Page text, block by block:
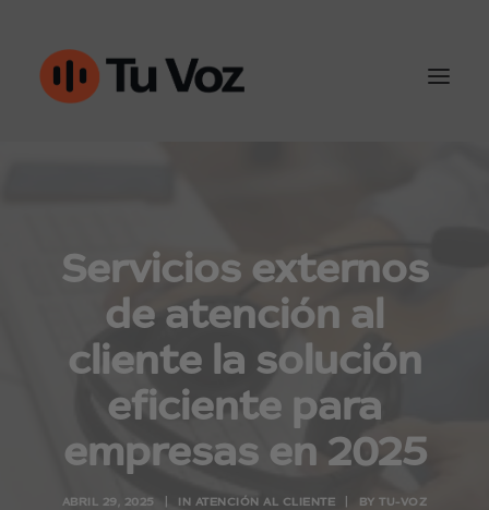
Ventas y outbound
IA & Automatización
Conoce Tu-Voz
Contacto
960452050
Servicios externos
de atención al
cliente la solución
eficiente para
empresas en 2025
ABRIL 29, 2025 IN ATENCIÓN AL CLIENTE BYTU-VOZ